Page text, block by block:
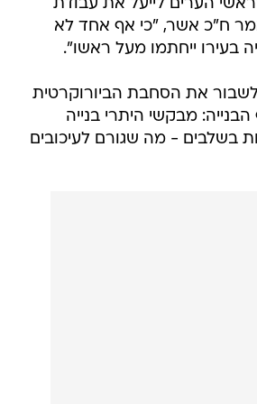
הערים לייעל את עבודת
ח"כ אשר, "כי אף אחד לא
בעירו ייחתמו מעל ראשו".
את הסחבת הביורוקרטית
מבקשי היתרי בנייה
בשלבים - מה שגורם לעיכובים